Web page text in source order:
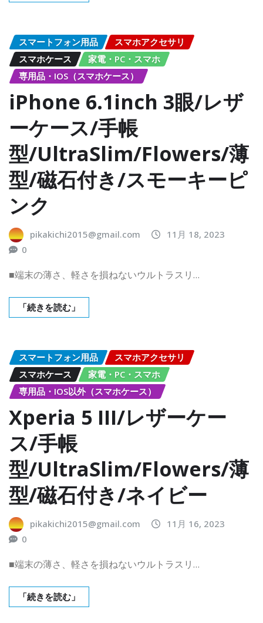
スマートフォン用品
スマホアクセサリ
スマホケース
家電・PC・スマホ
専用品・IOS（スマホケース）
iPhone 6.1inch 3眼/レザ
ーケース/手帳
型/UltraSlim/Flowers/薄
型/磁石付き/スモーキーピ
ンク
pikakichi2015@gmail.com
11月 18, 2023
0
■端末の薄さ、軽さを損ねないウルトラスリ…
「続きを読む」
スマートフォン用品
スマホアクセサリ
スマホケース
家電・PC・スマホ
専用品・IOS以外（スマホケース）
Xperia 5 III/レザーケー
ス/手帳
型/UltraSlim/Flowers/薄
型/磁石付き/ネイビー
pikakichi2015@gmail.com
11月 16, 2023
0
■端末の薄さ、軽さを損ねないウルトラスリ…
「続きを読む」